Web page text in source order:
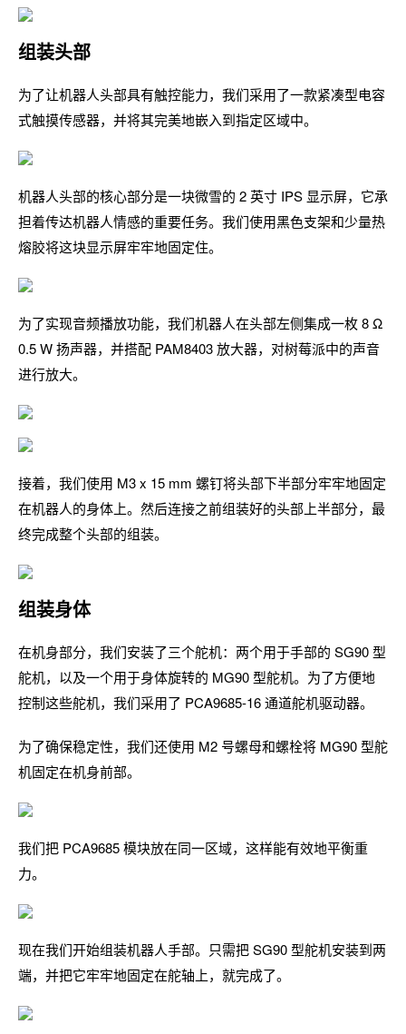
组装头部
为了让机器人头部具有触控能力，我们采用了一款紧凑型电容
式触摸传感器，并将其完美地嵌入到指定区域中。
机器人头部的核心部分是一块微雪的 2 英寸 IPS 显示屏，它承
担着传达机器人情感的重要任务。我们使用黑色支架和少量热
熔胶将这块显示屏牢牢地固定住。
为了实现音频播放功能，我们机器人在头部左侧集成一枚 8 Ω
0.5 W 扬声器，并搭配 PAM8403 放大器，对树莓派中的声音
进行放大。
接着，我们使用 M3 x 15 mm 螺钉将头部下半部分牢牢地固定
在机器人的身体上。然后连接之前组装好的头部上半部分，最
终完成整个头部的组装。
组装身体
在机身部分，我们安装了三个舵机：两个用于手部的 SG90 型
舵机，以及一个用于身体旋转的 MG90 型舵机。为了方便地
控制这些舵机，我们采用了 PCA9685-16 通道舵机驱动器。
为了确保稳定性，我们还使用 M2 号螺母和螺栓将 MG90 型舵
机固定在机身前部。
我们把 PCA9685 模块放在同一区域，这样能有效地平衡重
力。
现在我们开始组装机器人手部。只需把 SG90 型舵机安装到两
端，并把它牢牢地固定在舵轴上，就完成了。